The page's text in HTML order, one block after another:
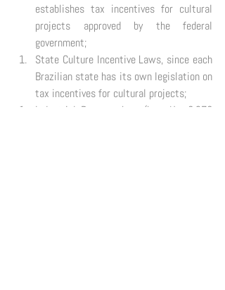
establishes tax incentives for cultural
projects approved by the federal
government;
State Culture Incentive Laws, since each
Brazilian state has its own legislation on
tax incentives for cultural projects;
Industrial Property Law (Law No. 9.279